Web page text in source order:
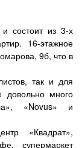
состоит из 3-х
16-этажное
9б, что в
так и для
довольно много
«Novus» и
«Квадрат»,
супермаркет